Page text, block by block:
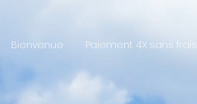
Bienvenue Paiement 4X sans frais